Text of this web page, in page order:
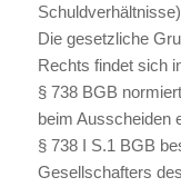
Die gesetzliche
Rechts findet sich
§ 738 BGB
beim Ausscheiden
§ 738 I S.1 BGB
Gesellschafters